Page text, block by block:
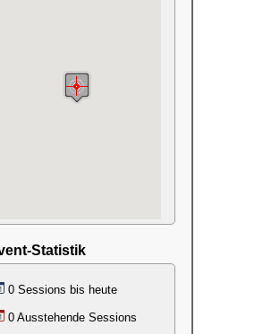
Statistik
0 Sessions bis heute
0 Ausstehende Sessions